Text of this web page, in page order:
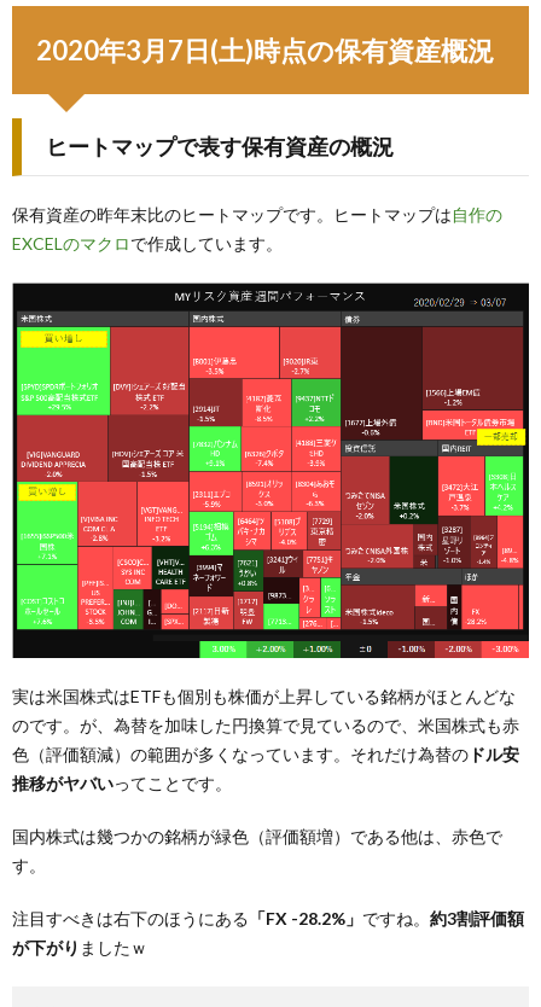
2020年3月7日(土)時点の保有資産概況
ヒートマップで表す保有資産の概況
保有資産の昨年末比のヒートマップです。ヒートマップは自作の
EXCELのマクロで作成しています。
実は米国株式はETFも個別も株価が上昇している銘柄がほとんどな
のです。が、為替を加味した円換算で見ているので、米国株式も赤
色（評価額減）の範囲が多くなっています。それだけ為替の ドル安
推移がヤバいってことです。
国内株式は幾つかの銘柄が緑色（評価額増）である他は、赤色で
す。
注目すべきは右下のほうにある 「FX -28.2%」 ですね。 約3割評価額
が下がり ましたｗ